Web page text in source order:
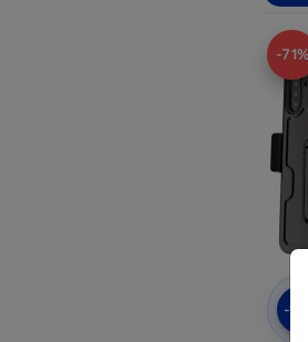
-71%
-10%